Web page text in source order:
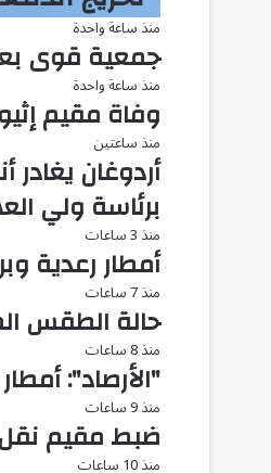
منذ ساعة واحدة
جمعية قوى
منذ ساعة واحدة
وفاة مقيم
منذ ساعتين
أردوغان يغادر
برئاسة ولي
منذ 3 ساعات
أمطار رعدية
منذ 7 ساعات
حالة الطقس
منذ 8 ساعات
"الأرصاد": أمطار
منذ 9 ساعات
ضبط مقيم نقل 10 مخالفين لأمن الحدود بجازان
منذ 10 ساعات